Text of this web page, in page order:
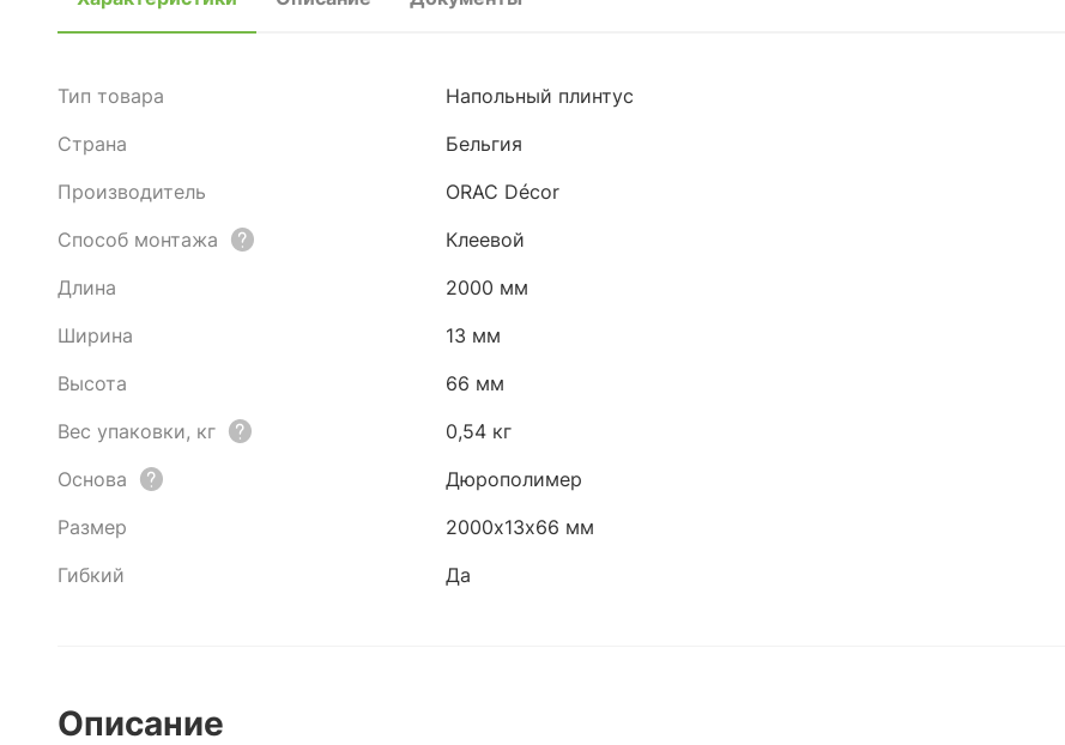
Тип товара
Напольный плинтус
Страна
Бельгия
Производитель
ORAC Décor
Способ монтажа
Клеевой
Длина
2000 мм
Ширина
13 мм
Высота
66 мм
Вес упаковки, кг
0,54 кг
Основа
Дюрополимер
Размер
2000х13х66 мм
Гибкий
Да
Описание